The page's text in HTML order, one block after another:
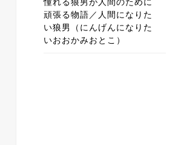
憧れる狼男が人間のために
頑張る物語／人間になりた
い狼男（にんげんになりた
いおおかみおとこ）